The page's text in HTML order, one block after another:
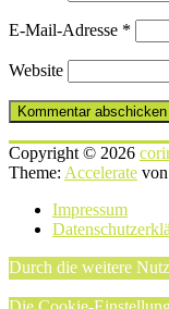
E-Mail-Adresse *
Website
Copyright © 2026
Theme: Accelerate
Impressum
Durch die weitere